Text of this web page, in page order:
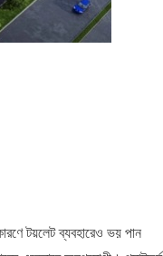
টয়লেট ব্যবহারেও ভয় পান